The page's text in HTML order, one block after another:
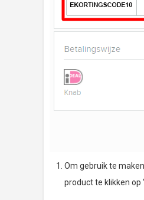
Om gebruik te
product te klikken op